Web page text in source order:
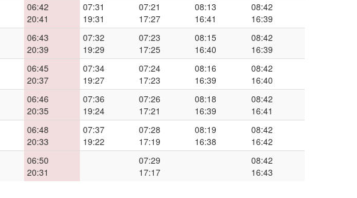
06:42
20:41
07:31
19:31
07:21
17:27
08:13
16:41
08:42
16:39
06:43
20:39
07:32
19:29
07:23
17:25
08:15
16:40
08:42
16:39
06:45
20:37
07:34
19:27
07:24
17:23
08:16
16:39
08:42
16:40
06:46
20:35
07:36
19:24
07:26
17:21
08:18
16:39
08:42
16:41
06:48
20:33
07:37
19:22
07:28
17:19
08:19
16:38
08:42
16:42
06:50
20:31
07:29
17:17
08:42
16:43